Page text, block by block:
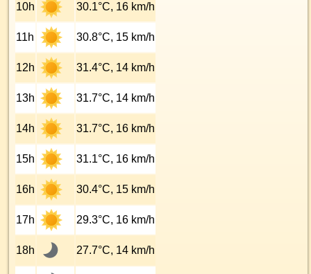
10h 30.1°C, 16 km/h
11h 30.8°C, 15 km/h
12h 31.4°C, 14 km/h
13h 31.7°C, 14 km/h
14h 31.7°C, 16 km/h
15h 31.1°C, 16 km/h
16h 30.4°C, 15 km/h
17h 29.3°C, 16 km/h
18h 27.7°C, 14 km/h